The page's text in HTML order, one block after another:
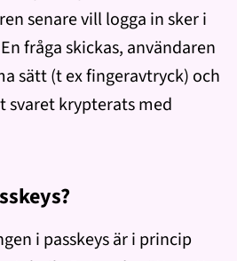
senare vill logga in sker i
fråga skickas, användaren
sätt (t ex fingeravtryck) och
svaret krypterats med
i passkeys är i princip